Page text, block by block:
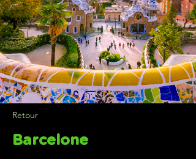
Retour
Barcelone